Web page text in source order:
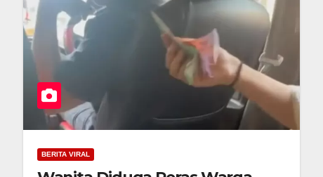
BERITA VIRAL